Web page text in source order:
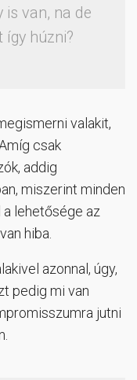
is van, na de
így húzni?
valakit,
csak
addig
miszerint minden
a lehetősége az
hiba.
azonnal, úgy,
pedig mi van
jutni